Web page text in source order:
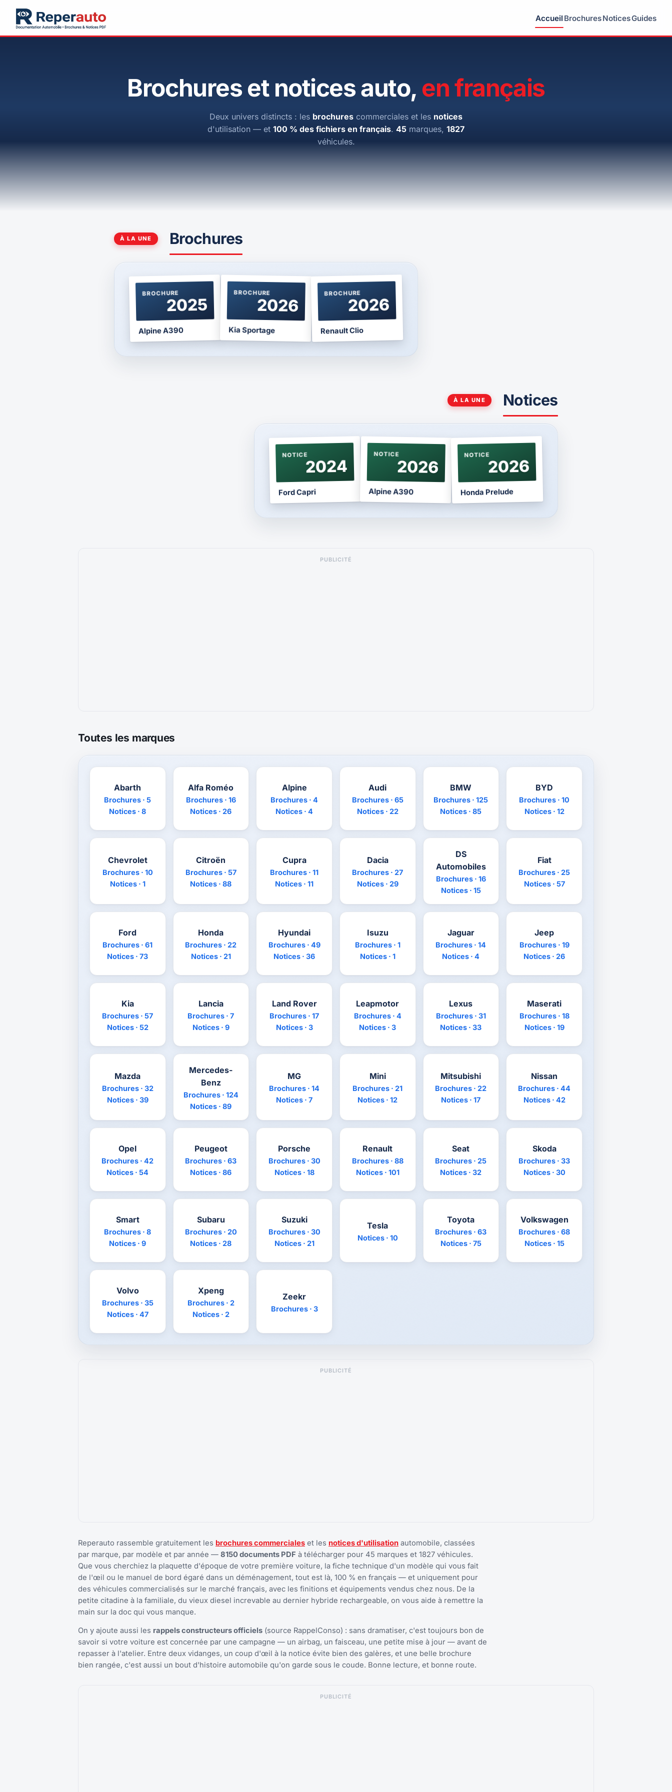
Accueil BrochuresNoticesGuides
Brochures et notices auto, en français
Deux univers distincts : les brochures commerciales et les notices
d'utilisation — et 100 % des fichiers en français. 45 marques, 1827
véhicules.
À LA UNE Brochures
BROCHURE
2025
Alpine A390
BROCHURE
2026
Kia Sportage
BROCHURE
2026
Renault Clio
À LA UNE Notices
NOTICE
2024
Ford Capri
NOTICE
2026
Alpine A390
NOTICE
2026
Honda Prelude
PUBLICITÉ
Toutes les marques
Abarth
Brochures · 5
Notices · 8
Alfa Roméo
Brochures · 16
Notices · 26
Alpine
Brochures · 4
Notices · 4
Audi
Brochures · 65
Notices · 22
BMW
Brochures · 125
Notices · 85
BYD
Brochures · 10
Notices · 12
Chevrolet
Brochures · 10
Notices · 1
Citroën
Brochures · 57
Notices · 88
Cupra
Brochures · 11
Notices · 11
Dacia
Brochures · 27
Notices · 29
DS
Automobiles
Brochures · 16
Notices · 15
Fiat
Brochures · 25
Notices · 57
Ford
Brochures · 61
Notices · 73
Honda
Brochures · 22
Notices · 21
Hyundai
Brochures · 49
Notices · 36
Isuzu
Brochures · 1
Notices · 1
Jaguar
Brochures · 14
Notices · 4
Jeep
Brochures · 19
Notices · 26
Kia
Brochures · 57
Notices · 52
Lancia
Brochures · 7
Notices · 9
Land Rover
Brochures · 17
Notices · 3
Leapmotor
Brochures · 4
Notices · 3
Lexus
Brochures · 31
Notices · 33
Maserati
Brochures · 18
Notices · 19
Mazda
Brochures · 32
Notices · 39
Mercedes-
Benz
Brochures · 124
Notices · 89
MG
Brochures · 14
Notices · 7
Mini
Brochures · 21
Notices · 12
Mitsubishi
Brochures · 22
Notices · 17
Nissan
Brochures · 44
Notices · 42
Opel
Brochures · 42
Notices · 54
Peugeot
Brochures · 63
Notices · 86
Porsche
Brochures · 30
Notices · 18
Renault
Brochures · 88
Notices · 101
Seat
Brochures · 25
Notices · 32
Skoda
Brochures · 33
Notices · 30
Smart
Brochures · 8
Notices · 9
Subaru
Brochures · 20
Notices · 28
Suzuki
Brochures · 30
Notices · 21
Tesla
Notices · 10
Toyota
Brochures · 63
Notices · 75
Volkswagen
Brochures · 68
Notices · 15
Volvo
Brochures · 35
Notices · 47
Xpeng
Brochures · 2
Notices · 2
Zeekr
Brochures · 3
PUBLICITÉ
Reperauto rassemble gratuitement les brochures commerciales et les notices d'utilisation automobile, classées
par marque, par modèle et par année — 8150 documents PDF à télécharger pour 45 marques et 1827 véhicules.
Que vous cherchiez la plaquette d'époque de votre première voiture, la fiche technique d'un modèle qui vous fait
de l'œil ou le manuel de bord égaré dans un déménagement, tout est là, 100 % en français — et uniquement pour
des véhicules commercialisés sur le marché français, avec les finitions et équipements vendus chez nous. De la
petite citadine à la familiale, du vieux diesel increvable au dernier hybride rechargeable, on vous aide à remettre la
main sur la doc qui vous manque.
On y ajoute aussi les rappels constructeurs officiels (source RappelConso) : sans dramatiser, c'est toujours bon de
savoir si votre voiture est concernée par une campagne — un airbag, un faisceau, une petite mise à jour — avant de
repasser à l'atelier. Entre deux vidanges, un coup d'œil à la notice évite bien des galères, et une belle brochure
bien rangée, c'est aussi un bout d'histoire automobile qu'on garde sous le coude. Bonne lecture, et bonne route.
PUBLICITÉ